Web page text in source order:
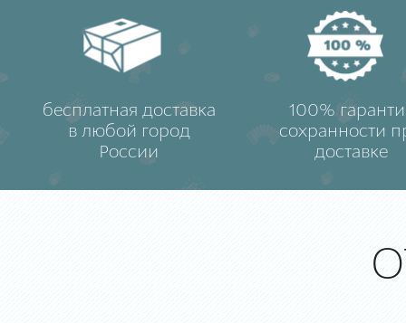
бесплатная доставка
в любой город
России
100%
сохранности
доставке